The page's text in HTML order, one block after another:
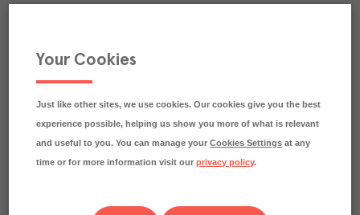
Varje kilo av varan påverkar klimatet motsvarande
utsläppen av 2.3 kg koldioxid.
Your Cookies
Just like other sites, we use cookies. Our cookies give you the best
experience possible, helping us show you more of what is relevant
and useful to you. You can manage yourCookies Settings at any
time or for more information visit ourprivacy policy.